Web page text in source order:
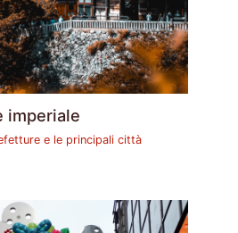
imperiale
e le principali città